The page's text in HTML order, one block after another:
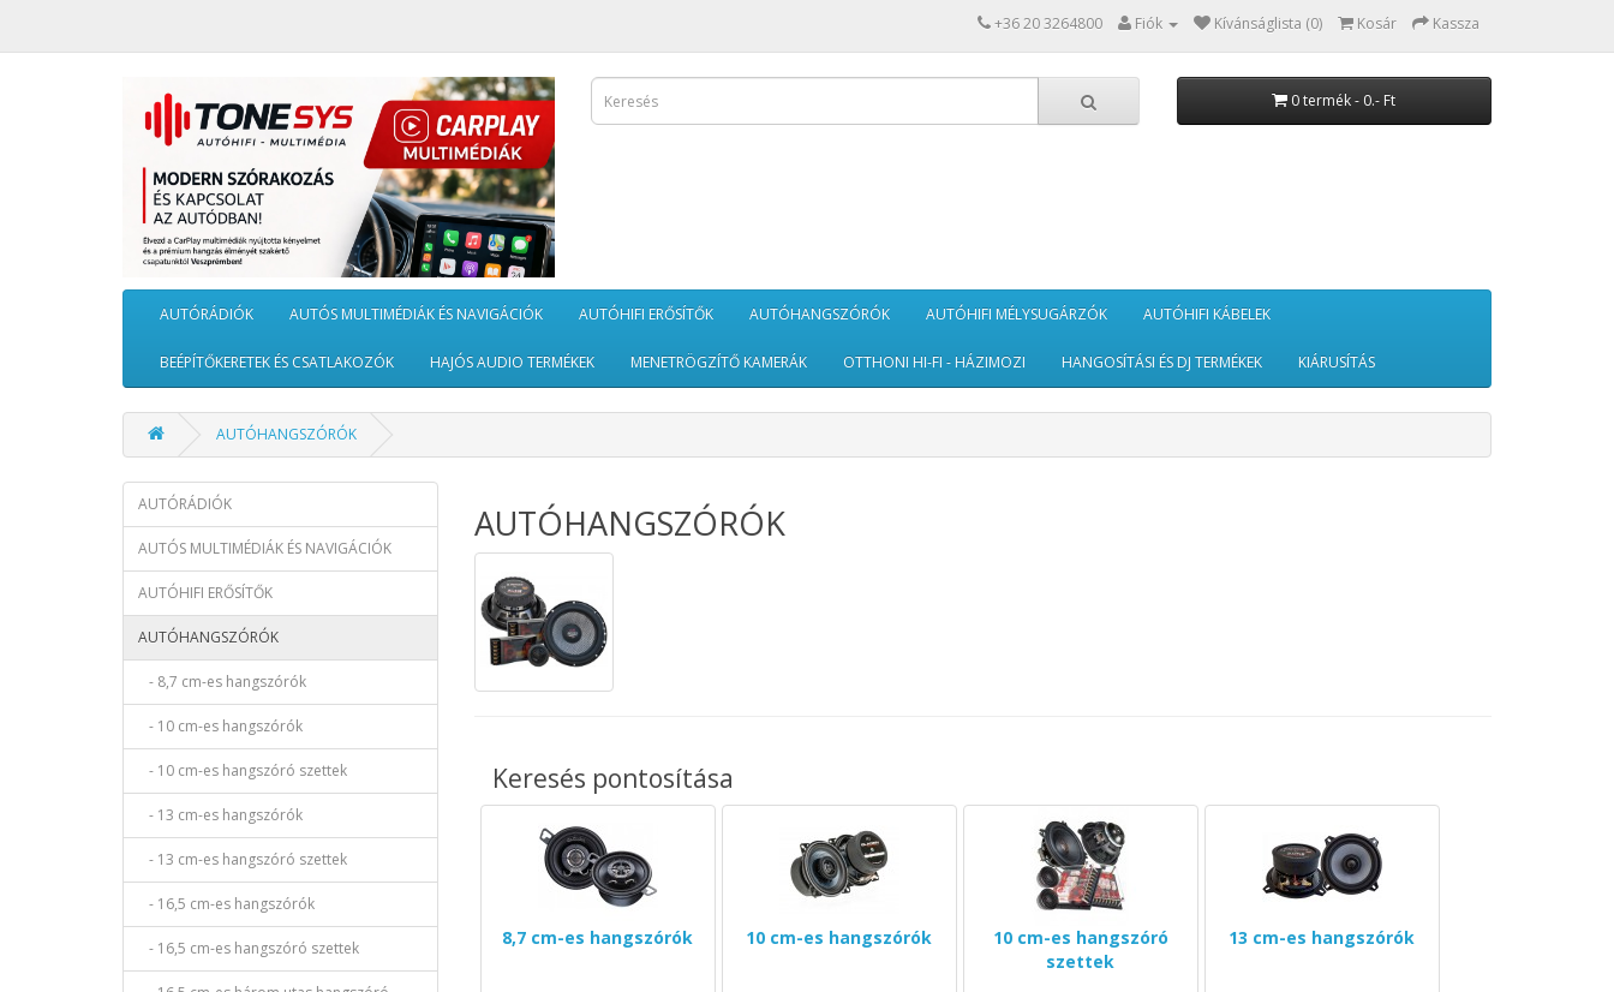
+36 20 3264800 Fiók Kívánságlista (0) Kosár Kassza
0 termék - 0.- Ft
AUTÓRÁDIÓK AUTÓS MULTIMÉDIÁK ÉS NAVIGÁCIÓK AUTÓHIFI ERŐSÍTŐK AUTÓHANGSZÓRÓK AUTÓHIFI MÉLYSUGÁRZÓK AUTÓHIFI KÁBELEK
BEÉPÍTŐKERETEK ÉS CSATLAKOZÓK HAJÓS AUDIO TERMÉKEK MENETRÖGZÍTŐ KAMERÁK OTTHONI HI-FI - HÁZIMOZI HANGOSÍTÁSI ÉS DJ TERMÉKEK KIÁRUSÍTÁS
AUTÓHANGSZÓRÓK
AUTÓRÁDIÓK
AUTÓS MULTIMÉDIÁK ÉS NAVIGÁCIÓK
AUTÓHIFI ERŐSÍTŐK
AUTÓHANGSZÓRÓK
- 8,7 cm-es hangszórók
- 10 cm-es hangszórók
- 10 cm-es hangszóró szettek
- 13 cm-es hangszórók
- 13 cm-es hangszóró szettek
- 16,5 cm-es hangszórók
- 16,5 cm-es hangszóró szettek
AUTÓHANGSZÓRÓK
Keresés pontosítása
8,7 cm-es hangszórók 10 cm-es hangszórók
10 cm-es hangszóró
szettek
13 cm-es hangszórók